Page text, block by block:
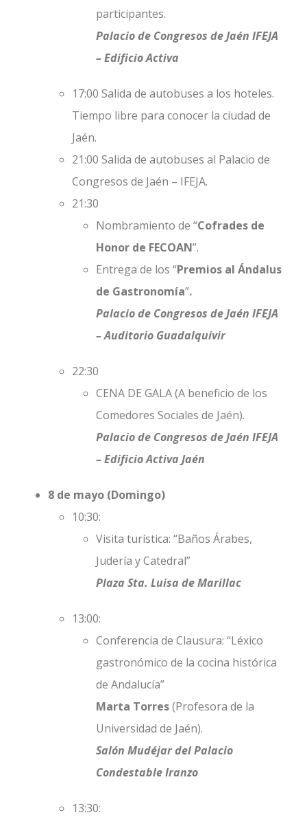
participantes.
Palacio de Congresos de Jaén IFEJA
– Edificio Activa
17:00 Salida de autobuses a los hoteles.
Tiempo libre para conocer la ciudad de
Jaén.
21:00 Salida de autobuses al Palacio de
Congresos de Jaén – IFEJA.
21:30
Nombramiento de “Cofrades de
Honor de FECOAN”.
Entrega de los “Premios al Ándalus
de Gastronomía”.
Palacio de Congresos de Jaén IFEJA
– Auditorio Guadalquivir
22:30
CENA DE GALA (A beneficio de los
Comedores Sociales de Jaén).
Palacio de Congresos de Jaén IFEJA
– Edificio Activa Jaén
8 de mayo (Domingo)
10:30:
Visita turística: “Baños Árabes,
Judería y Catedral”
Plaza Sta. Luisa de Marillac
13:00:
Conferencia de Clausura: “Léxico
gastronómico de la cocina histórica
de Andalucía”
Marta Torres(Profesora de la
Universidad de Jaén).
Salón Mudéjar del Palacio
Condestable Iranzo
13:30: